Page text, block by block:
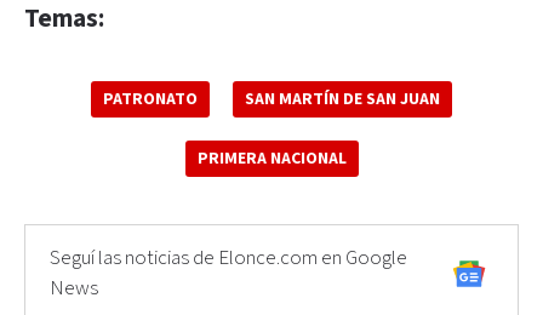
Temas:
PATRONATO SAN MARTÍN DE SAN JUAN
PRIMERA NACIONAL
Seguí las noticias de Elonce.com en Google
News